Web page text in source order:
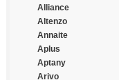
Gold Tyre
Goldpartner
Goldshield
Goodride
Goodtyre
GoodYear
Alliance
Altenzo
Annaite
Aplus
Aptany
Arivo